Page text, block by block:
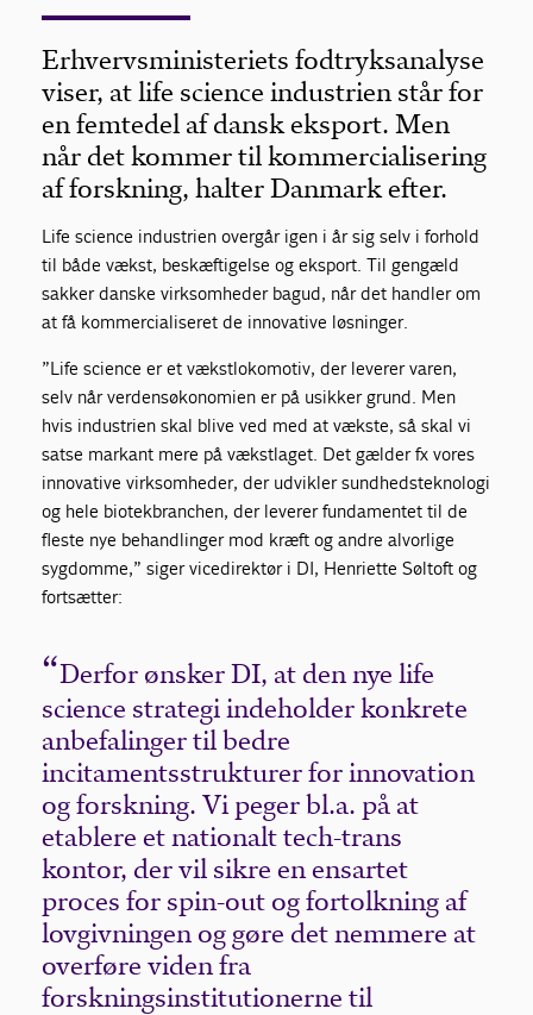
Erhvervsministeriets fodtryksanalyse
viser, at life science industrien står for
en femtedel af dansk eksport. Men
når det kommer til kommercialisering
af forskning, halter Danmark efter.
Life science industrien overgår igen i år sig selv i forhold
til både vækst, beskæftigelse og eksport. Til gengæld
sakker danske virksomheder bagud, når det handler om
at få kommercialiseret de innovative løsninger.
”Life science er et vækstlokomotiv, der leverer varen,
selv når verdensøkonomien er på usikker grund. Men
hvis industrien skal blive ved med at vækste, så skal vi
satse markant mere på vækstlaget. Det gælder fx vores
innovative virksomheder, der udvikler sundhedsteknologi
og hele biotekbranchen, der leverer fundamentet til de
fleste nye behandlinger mod kræft og andre alvorlige
sygdomme,” siger vicedirektør i DI, Henriette Søltoft og
fortsætter:
Derfor ønsker DI, at den nye life
science strategi indeholder konkrete
anbefalinger til bedre
incitamentsstrukturer for innovation
og forskning. Vi peger bl.a. på at
etablere et nationalt tech-trans
kontor, der vil sikre en ensartet
proces for spin-out og fortolkning af
lovgivningen og gøre det nemmere at
overføre viden fra
forskningsinstitutionerne til